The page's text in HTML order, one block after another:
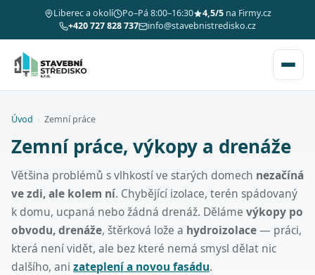
Liberec a okolí Po–Pá 8:00–16:30 4,5/5na Firmy.cz
+420 727 828 737
info@stavebnistredisko.cz
Úvod Zemní práce
Zemní práce, výkopy a drenáže
Většina problémů s vlhkostí ve starých domech nezačíná
ve zdi, ale kolem ní. Chybějící izolace, terén spádovaný
k domu, ucpaná nebo žádná drenáž. Děláme výkopy po
obvodu, drenáže, štěrková lože a hydroizolace— práci,
která není vidět, ale bez které nemá smysl dělat nic
dalšího, ani zateplení a novou fasádu.